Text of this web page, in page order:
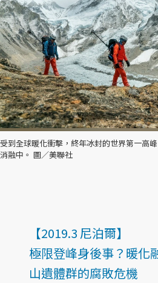
受到全球暖化衝擊，終年冰封的世界第一高
消融中。 圖／美聯社
【2019.3 尼泊爾】
極限登峰身後事？暖化
山遺體群的腐敗危機